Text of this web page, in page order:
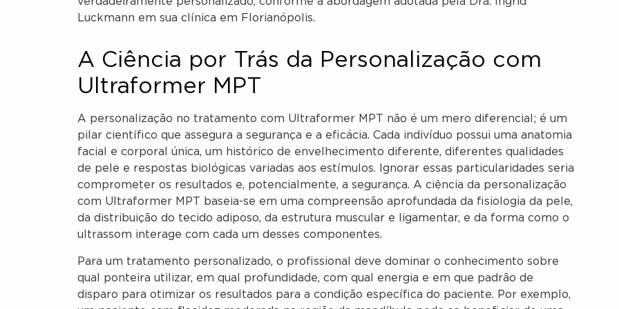
Luckmann em sua clínica em Florianópolis.
A Ciência por Trás da Personalização com
Ultraformer MPT
A personalização no tratamento com Ultraformer MPT não é um mero diferencial; é um
pilar científico que assegura a segurança e a eficácia. Cada indivíduo possui uma anatomia
facial e corporal única, um histórico de envelhecimento diferente, diferentes qualidades
de pele e respostas biológicas variadas aos estímulos. Ignorar essas particularidades seria
comprometer os resultados e, potencialmente, a segurança. A ciência da personalização
com Ultraformer MPT baseia-se em uma compreensão aprofundada da fisiologia da pele,
da distribuição do tecido adiposo, da estrutura muscular e ligamentar, e da forma como o
ultrassom interage com cada um desses componentes.
Para um tratamento personalizado, o profissional deve dominar o conhecimento sobre
qual ponteira utilizar, em qual profundidade, com qual energia e em que padrão de
disparo para otimizar os resultados para a condição específica do paciente. Por exemplo,